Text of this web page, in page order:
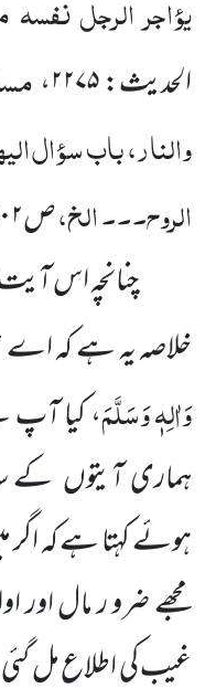
الحدیث:۲۲۷۵،
والنار، باب سؤال
الروح۔۔۔ الخ،ص
خلاصہ یہ ہے کہ
وَاٰلِہٖ وَسَلَّمَ، کیا
ہماری آیتوں کے
ہوئے کہتا ہے کہ اگر
مجھے ضرو ر مال
غیب کی اطلاع مل